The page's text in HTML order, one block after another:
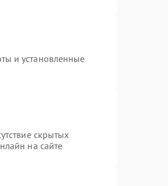
и установленные
скрытых
на сайте